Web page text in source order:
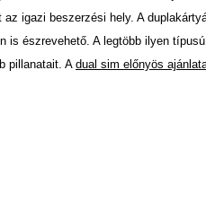
az igazi beszerzési hely. A
is észrevehető. A legtöbb ilyen
pillanatait. A dual sim előnyös